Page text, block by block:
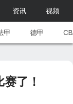
资讯 视频
甲 德甲
了！